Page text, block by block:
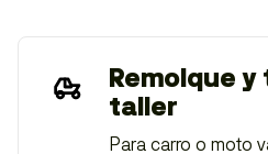
Remolque
taller
Para carro o moto